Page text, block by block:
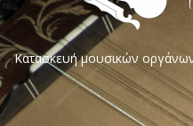
Κατασκευή μουσικών οργάνων